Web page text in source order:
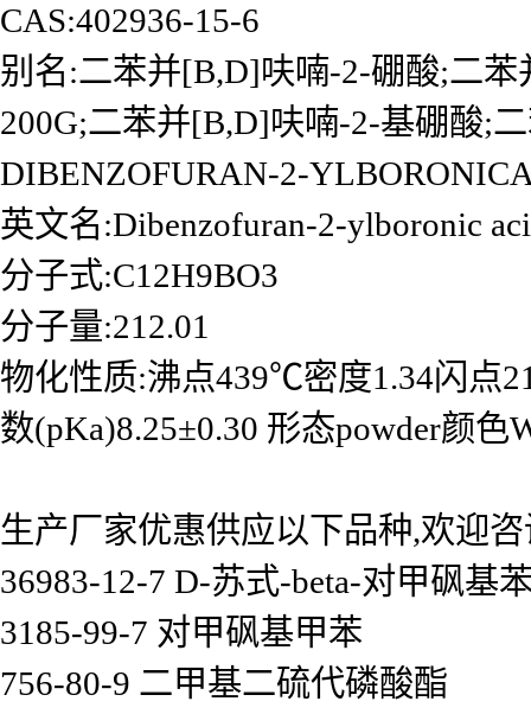
CAS:402936-15-6
别名:二苯并[B,D]呋喃-2-硼酸;二
200G;二苯并[B,D]呋喃-2-基硼酸;
DIBENZOFURAN-2-
英文名:Dibenzofuran-2-ylboronic
分子式:C12H9BO3
分子量:212.01
物化性质:沸点439℃密度1.34闪点
数(pKa)8.25±0.30 形态powder颜色
生产厂家优惠供应以下品种,欢迎
36983-12-7 D-苏式-beta-对甲砜基
3185-99-7 对甲砜基甲苯
756-80-9 二甲基二硫代磷酸酯